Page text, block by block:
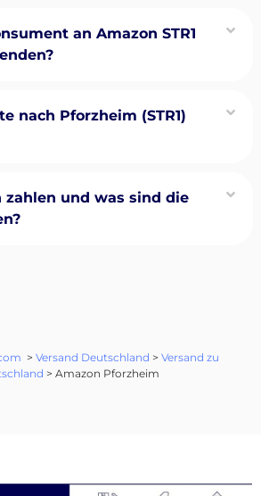
an Amazon STR1
nach Pforzheim (STR1)
zahlen und was sind die
> Versand Deutschland > Versand zu
> Amazon Pforzheim